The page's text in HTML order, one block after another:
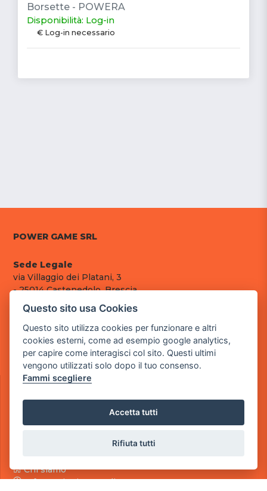
Borsette - POWERA
Disponibilità: Log-in
€ Log-in necessario
POWER GAME SRL
Sede Legale
via Villaggio dei Platani, 3
- 25014 Castenedolo, Brescia
Sede Operativa
via Industriale, 2 - 25082 Botticino, BS
Partita iva 03308130982
Cod. SDI: RMRCWXR
CONTATTI
Chi siamo
Informazioni generali
Questo sito usa Cookies
Questo sito utilizza cookies per funzionare e altri
cookies esterni, come ad esempio google analytics,
per capire come interagisci col sito. Questi ultimi
vengono utilizzati solo dopo il tuo consenso.
Fammi scegliere
Accetta tutti
Rifiuta tutti